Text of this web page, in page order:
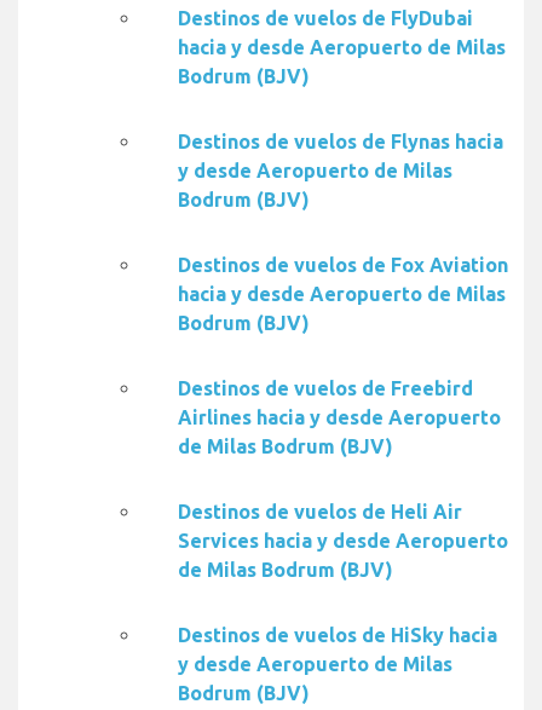
Destinos de vuelos de FlyDubai
hacia y desde Aeropuerto de Milas
Bodrum (BJV)
Destinos de vuelos de Flynas hacia
y desde Aeropuerto de Milas
Bodrum (BJV)
Destinos de vuelos de Fox Aviation
hacia y desde Aeropuerto de Milas
Bodrum (BJV)
Destinos de vuelos de Freebird
Airlines hacia y desde Aeropuerto
de Milas Bodrum (BJV)
Destinos de vuelos de Heli Air
Services hacia y desde Aeropuerto
de Milas Bodrum (BJV)
Destinos de vuelos de HiSky hacia
y desde Aeropuerto de Milas
Bodrum (BJV)